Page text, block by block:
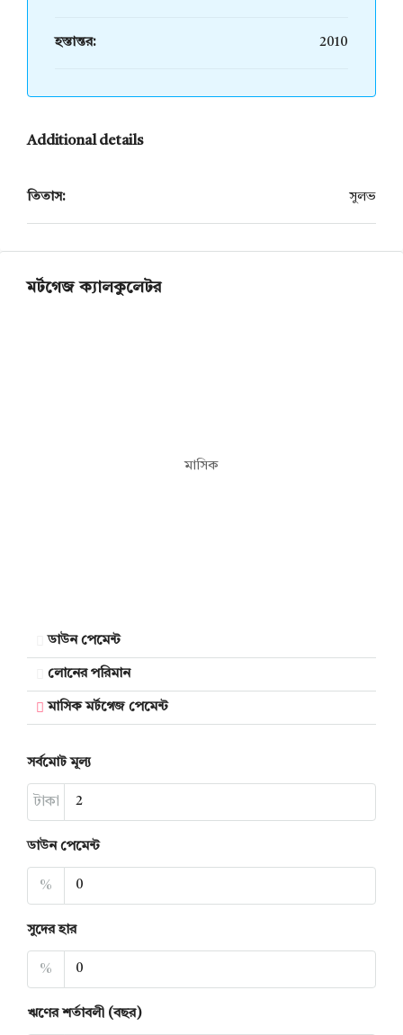
হস্তান্তর: 2010
Additional details
তিতাস: সুলভ
মর্টগেজ ক্যালকুলেটর
মাসিক
ডাউন পেমেন্ট
লোনের পরিমান
মাসিক মর্টগেজ পেমেন্ট
সর্বমোট মূল্য
টাকা
ডাউন পেমেন্ট
%
সুদের হার
%
ঋণের শর্তাবলী (বছর)